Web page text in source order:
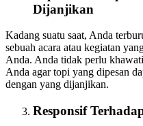
Dijanjikan
Kadang suatu saat, Anda
sebuah acara atau kegiatan
Anda. Anda tidak perlu
Anda agar topi yang dipesan
dengan yang dijanjikan.
Responsif